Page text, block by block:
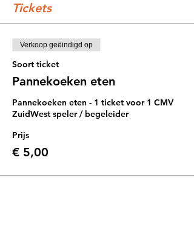
Tickets
Verkoop geëindigd op
Soort ticket
Pannekoeken eten
Pannekoeken eten - 1 ticket voor 1 CMV
ZuidWest speler / begeleider
Prijs
€ 5,00